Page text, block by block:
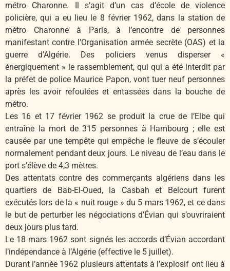
métro Charonne. Il s’agit d’un cas d’école de violence
policière, qui a eu lieu le 8 février 1962, dans la station de
métro Charonne à Paris, à l’encontre de personnes
manifestant contre l’Organisation armée secrète (OAS) et la
guerre d’Algérie. Des policiers venus disperser «
énergiquement » le rassemblement, qui qui a été interdit par
la préfet de police Maurice Papon, vont tuer neuf personnes
après les avoir refoulées et entassées dans la bouche de
métro.
Les 16 et 17 février 1962 se produit la crue de l’Elbe qui
entraîne la mort de 315 personnes à Hambourg ; elle est
causée par une tempête qui empêche le fleuve de s’écouler
normalement pendant deux jours. Le niveau de l’eau dans le
port s’élève de 4,3 mètres.
Des attentats contre des commerçants algériens dans les
quartiers de Bab-El-Oued, la Casbah et Belcourt furent
exécutés lors de la « nuit rouge » du 5 mars 1962, et ce dans
le but de perturber les négociations d’Évian qui s’ouvriraient
deux jours plus tard.
Le 18 mars 1962 sont signés les accords d’Évian accordant
l’indépendance à l’Algérie (effective le 5 juillet).
Durant l’année 1962 plusieurs attentats à l’explosif ont lieu à